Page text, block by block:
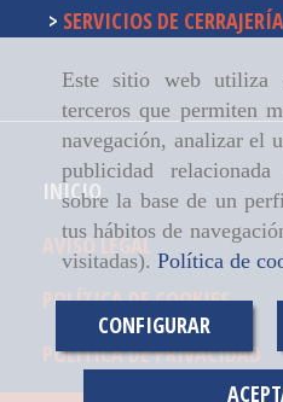
Este sitio web utiliza
terceros que permiten
navegación, analizar el
publicidad
sobre la base de un
tus hábitos de
visitadas). Política de
CONFIGURAR
SERVICIOS DE
INICIO
AVISO LEGAL
POLÍTICA DE COOKIES
POLÍTICA DE PRIVACIDAD